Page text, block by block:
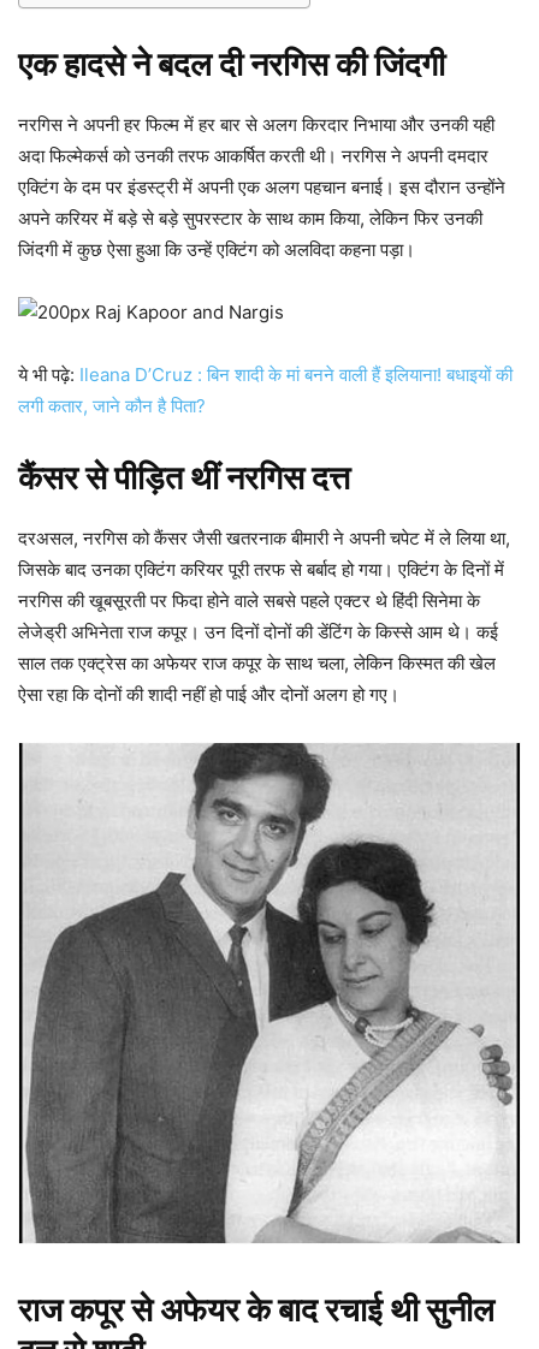
एक हादसे ने बदल दी नरगिस की जिंदगी
नरगिस ने अपनी हर फिल्म में हर बार से अलग किरदार निभाया और उनकी यही
अदा फिल्मेकर्स को उनकी तरफ आकर्षित करती थी। नरगिस ने अपनी दमदार
एक्टिंग के दम पर इंडस्ट्री में अपनी एक अलग पहचान बनाई। इस दौरान उन्होंने
अपने करियर में बड़े से बड़े सुपरस्टार के साथ काम किया, लेकिन फिर उनकी
जिंदगी में कुछ ऐसा हुआ कि उन्हें एक्टिंग को अलविदा कहना पड़ा।
ये भी पढ़े: Ileana D’Cruz : बिन शादी के मां बनने वाली हैं इलियाना! बधाइयों की
लगी कतार, जाने कौन है पिता?
कैंसर से पीड़ित थीं नरगिस दत्त
दरअसल, नरगिस को कैंसर जैसी खतरनाक बीमारी ने अपनी चपेट में ले लिया था,
जिसके बाद उनका एक्टिंग करियर पूरी तरफ से बर्बाद हो गया। एक्टिंग के दिनों में
नरगिस की खूबसूरती पर फिदा होने वाले सबसे पहले एक्टर थे हिंदी सिनेमा के
लेजेड्री अभिनेता राज कपूर। उन दिनों दोनों की डेंटिंग के किस्से आम थे। कई
साल तक एक्ट्रेस का अफेयर राज कपूर के साथ चला, लेकिन किस्मत की खेल
ऐसा रहा कि दोनों की शादी नहीं हो पाई और दोनों अलग हो गए।
राज कपूर से अफेयर के बाद रचाई थी सुनील